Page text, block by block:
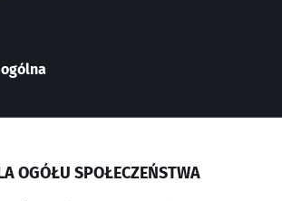
OGÓŁU SPOŁECZEŃSTWA